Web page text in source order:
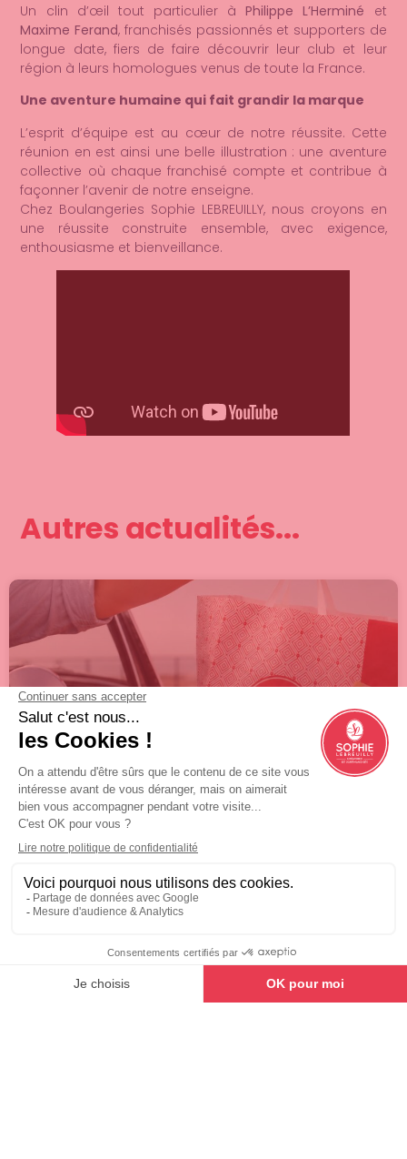
Un clin d’œil tout particulier àPhilippe L’Herminé et
Maxime Ferand, franchisés passionnés et supporters de
longue date, fiers de faire découvrir leur club et leur
région à leurs homologues venus de toute la France.
Une aventure humaine qui fait grandir la marque
L’esprit d’équipe est au cœur de notre réussite. Cette
réunion en est ainsi une belle illustration : une aventure
collective où chaque franchisé compte et contribue à
façonner l’avenir de notre enseigne.
Chez Boulangeries Sophie LEBREUILLY, nous croyons en
une réussite construite ensemble, avec exigence,
enthousiasme et bienveillance.
Autres actualités...
Plus de 90 boulangeries… et une
aventure qui continue de s’écrire
Nouvelle boulangerie Sophie Lebreuilly à
Argancy ! Adrien et Lionel Richard vous
accueillent depuis le 9 juillet dans leur
nouveau lieu de vie et de partage.